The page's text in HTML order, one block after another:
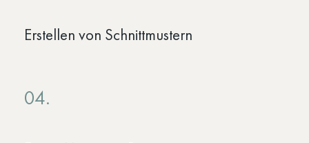
Erstellen von Schnittmustern
04.